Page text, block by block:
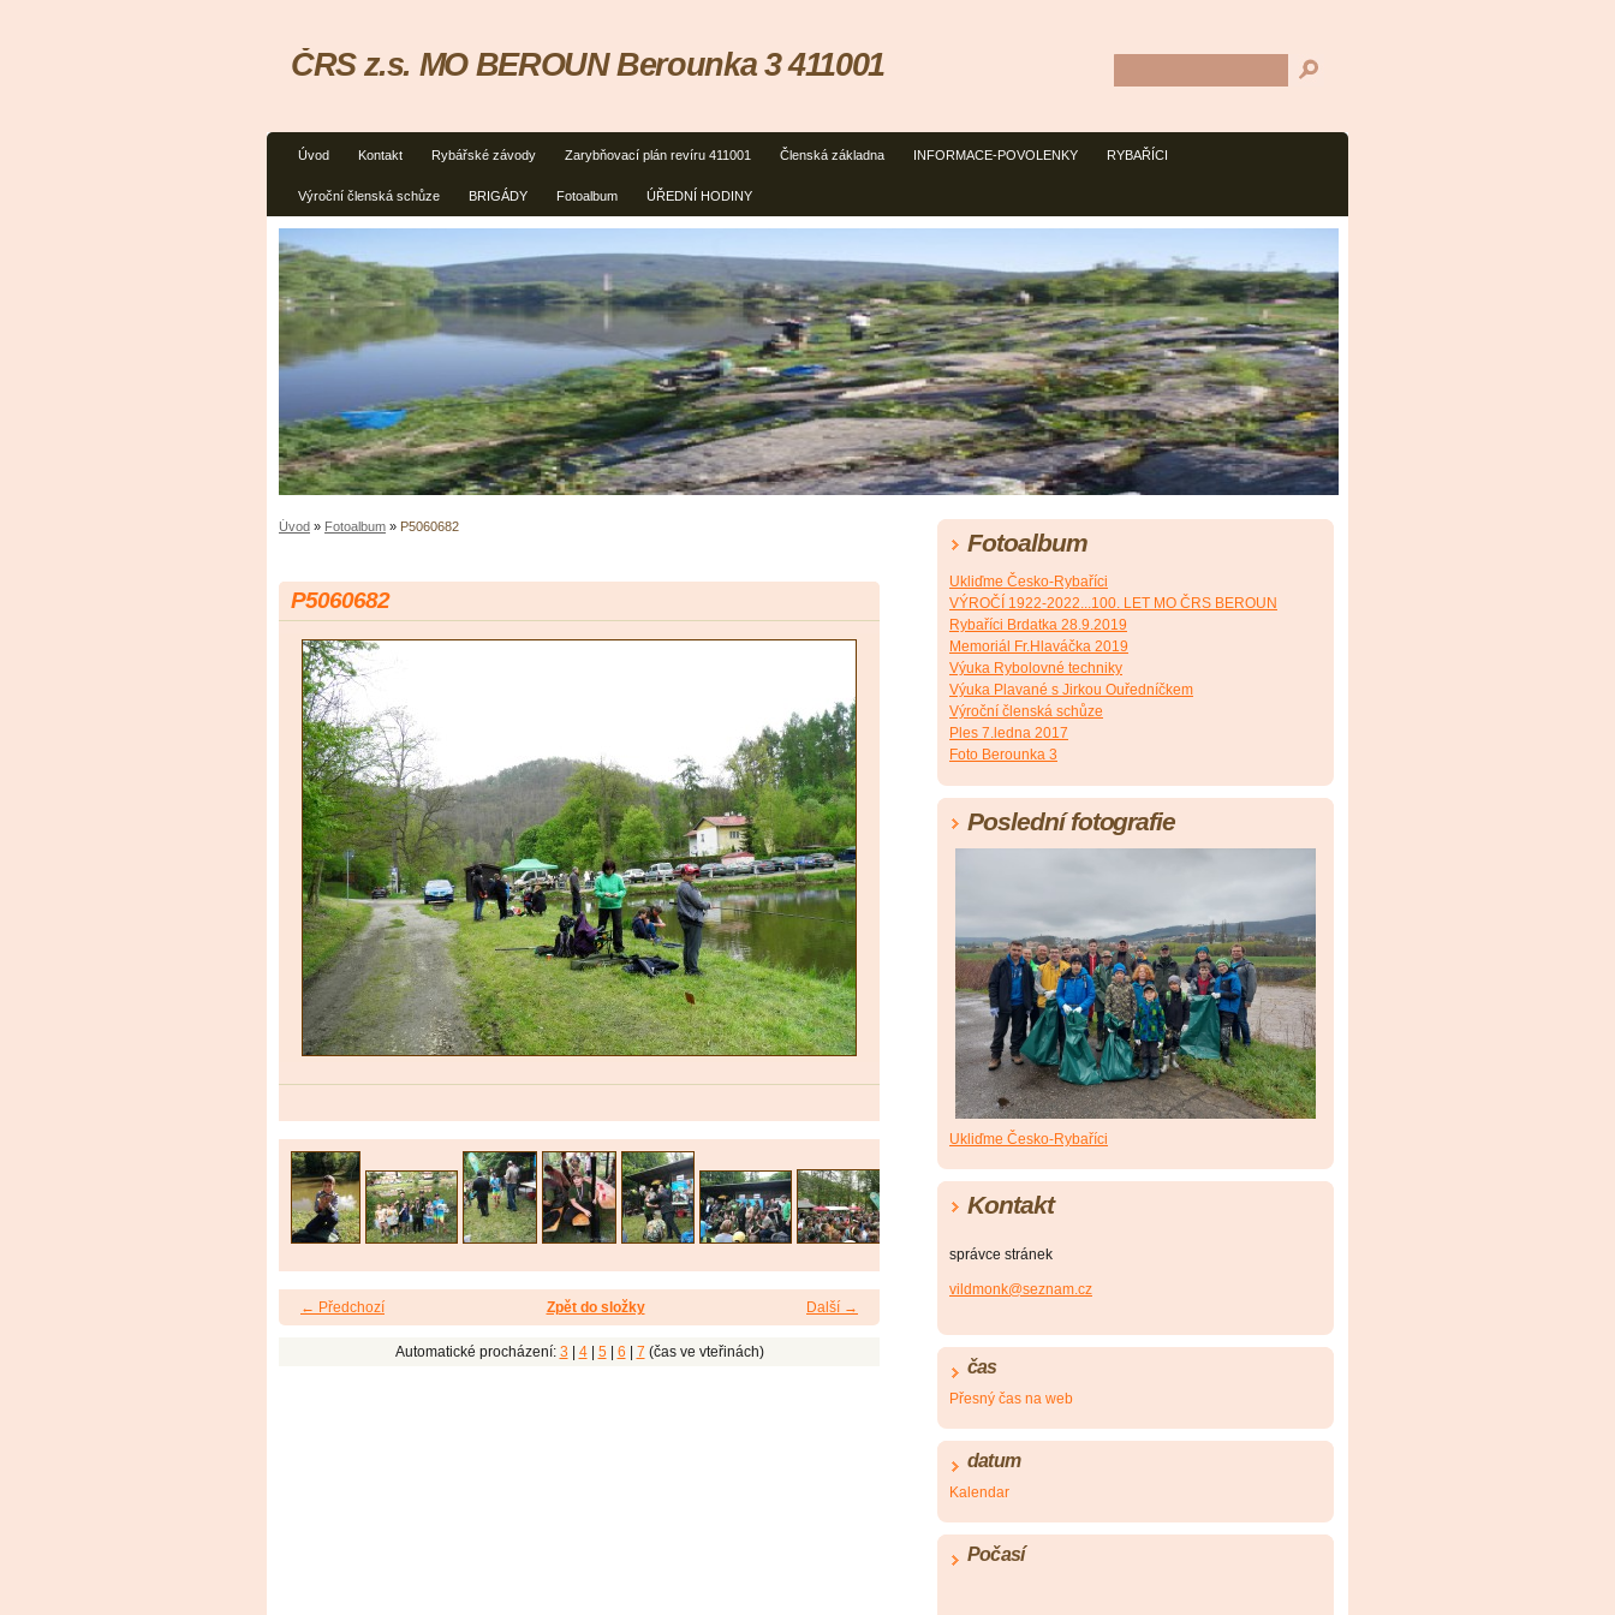
Úvod Kontakt Rybářské závody Zarybňovací plán revíru 411001 Členská základna INFORMACE-POVOLENKY RYBAŘÍCI
Výroční členská schůze BRIGÁDY Fotoalbum ÚŘEDNÍ HODINY
ČRS z.s. MO BEROUN Berounka 3 411001
Úvod » Fotoalbum » P5060682
P5060682
← Předchozí Další →
Zpět do složky
Automatické procházení: 3 4| 5| 6 7 (čas ve vteřinách)
Fotoalbum
Ukliďme Česko-Rybaříci
VÝROČÍ 1922-2022...100. LET MO ČRS BEROUN
Rybaříci Brdatka 28.9.2019
Memoriál Fr.Hlaváčka 2019
Výuka Rybolovné techniky
Výuka Plavané s Jirkou Ouředníčkem
Výroční členská schůze
Ples 7.ledna 2017
Foto Berounka 3
Poslední fotografie
Ukliďme Česko-Rybaříci
Kontakt
správce stránek
vildmonk@seznam.cz
čas
Přesný čas na web
datum
Kalendar
Počasí